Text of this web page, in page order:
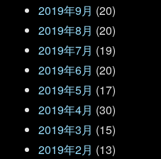
2019年9月 (20)
2019年8月 (20)
2019年7月 (19)
2019年6月 (20)
2019年5月 (17)
2019年4月 (30)
2019年3月 (15)
2019年2月 (13)